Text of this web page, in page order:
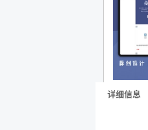
详细信息